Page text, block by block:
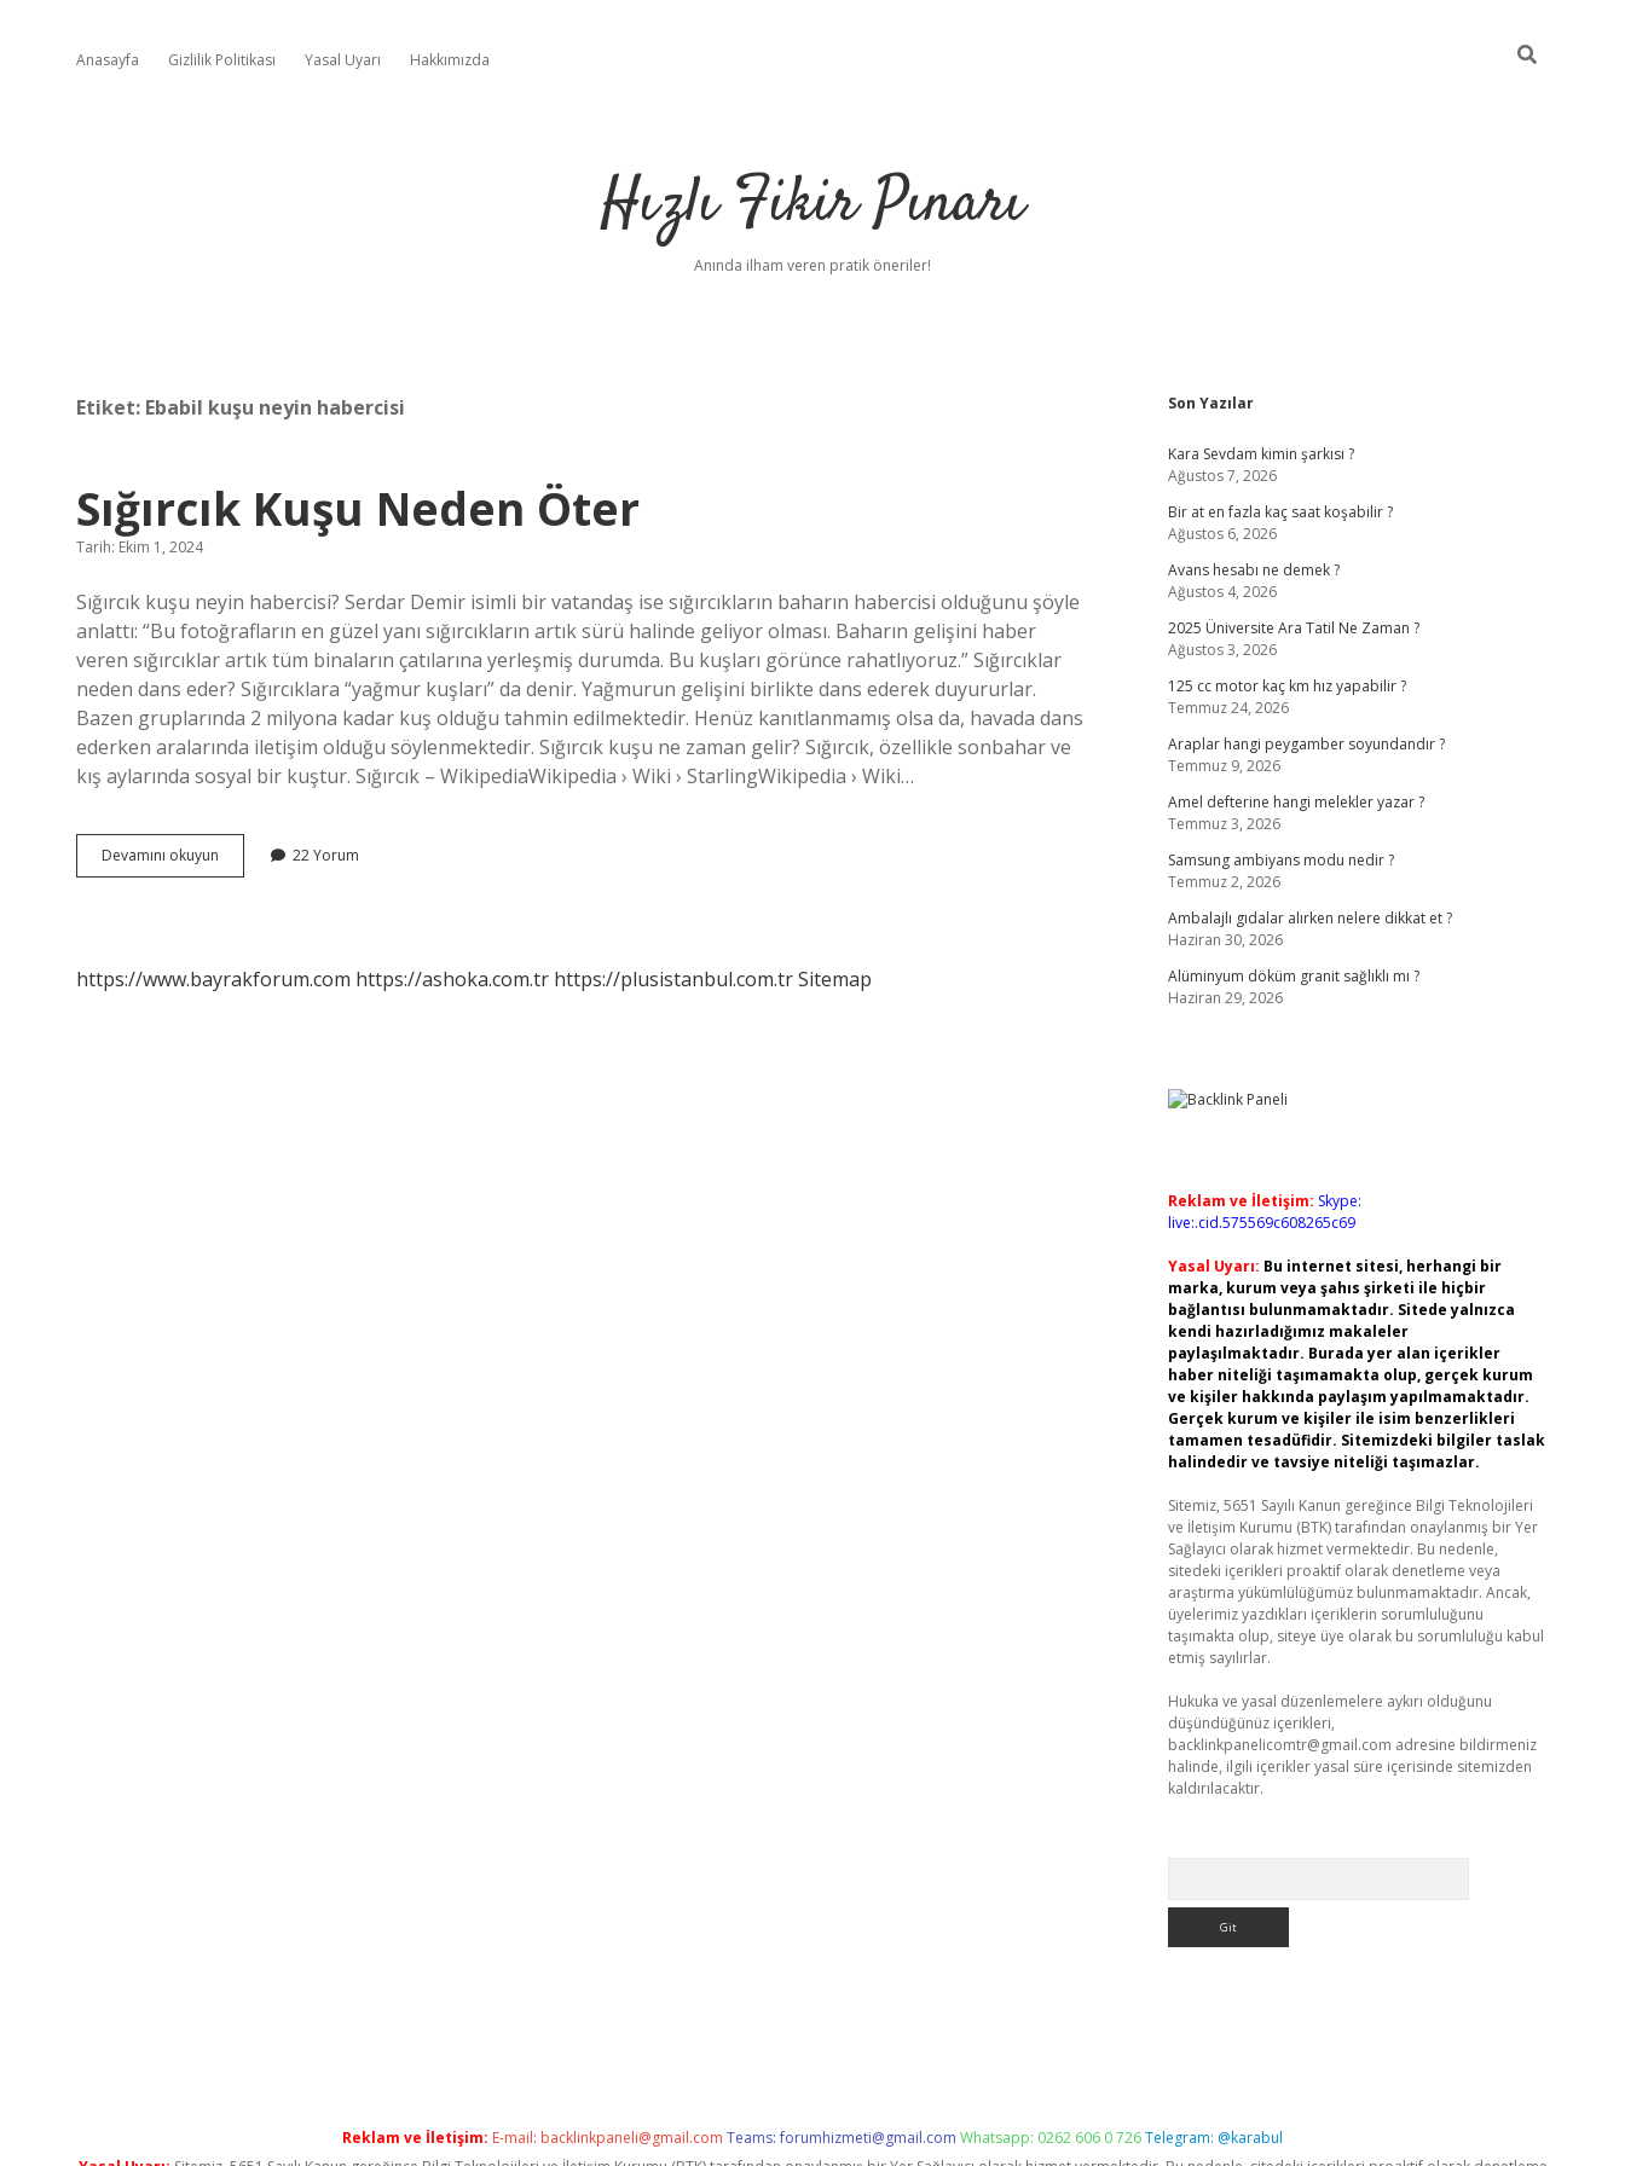
Anasayfa Gizlilik Politikası Yasal Uyarı Hakkımızda
Hızlı Fikir Pınarı
Anında ilham veren pratik öneriler!
Etiket: Ebabil kuşu neyin habercisi
Sığırcık Kuşu Neden Öter
Tarih: Ekim 1, 2024
Sığırcık kuşu neyin habercisi? Serdar Demir isimli bir vatandaş ise sığırcıkların baharın habercisi olduğunu şöyle
anlattı: “Bu fotoğrafların en güzel yanı sığırcıkların artık sürü halinde geliyor olması. Baharın gelişini haber
veren sığırcıklar artık tüm binaların çatılarına yerleşmiş durumda. Bu kuşları görünce rahatlıyoruz.” Sığırcıklar
neden dans eder? Sığırcıklara “yağmur kuşları” da denir. Yağmurun gelişini birlikte dans ederek duyururlar.
Bazen gruplarında 2 milyona kadar kuş olduğu tahmin edilmektedir. Henüz kanıtlanmamış olsa da, havada dans
ederken aralarında iletişim olduğu söylenmektedir. Sığırcık kuşu ne zaman gelir? Sığırcık, özellikle sonbahar ve
kış aylarında sosyal bir kuştur. Sığırcık – WikipediaWikipedia › Wiki › StarlingWikipedia › Wiki…
Devamını okuyun
Kuşu
22 Yorum
https://www.bayrakforum.com https://ashoka.com.tr https://plusistanbul.com.trSitemap
Sidebar
Son Yazılar
Kara Sevdam kimin şarkısı ?
Ağustos 7, 2026
Bir at en fazla kaç saat koşabilir ?
Ağustos 6, 2026
Avans hesabı ne demek ?
Ağustos 4, 2026
2025 Üniversite Ara Tatil Ne Zaman ?
Ağustos 3, 2026
125 cc motor kaç km hız yapabilir ?
Temmuz 24, 2026
Araplar hangi peygamber soyundandır ?
Temmuz 9, 2026
Amel defterine hangi melekler yazar ?
Temmuz 3, 2026
Samsung ambiyans modu nedir ?
Temmuz 2, 2026
Ambalajlı gıdalar alırken nelere dikkat et ?
Haziran 30, 2026
Alüminyum döküm granit sağlıklı mı ?
Haziran 29, 2026
Reklam ve İletişim: Skype:
live:.cid.575569c608265c69
Yasal Uyarı: Bu internet sitesi, herhangi bir
marka, kurum veya şahıs şirketi ile hiçbir
bağlantısı bulunmamaktadır. Sitede yalnızca
kendi hazırladığımız makaleler
paylaşılmaktadır. Burada yer alan içerikler
haber niteliği taşımamakta olup, gerçek kurum
ve kişiler hakkında paylaşım yapılmamaktadır.
Gerçek kurum ve kişiler ile isim benzerlikleri
tamamen tesadüfidir. Sitemizdeki bilgiler taslak
halindedir ve tavsiye niteliği taşımazlar.
Sitemiz, 5651 Sayılı Kanun gereğince Bilgi Teknolojileri
ve İletişim Kurumu (BTK) tarafından onaylanmış bir Yer
Sağlayıcı olarak hizmet vermektedir. Bu nedenle,
sitedeki içerikleri proaktif olarak denetleme veya
araştırma yükümlülüğümüz bulunmamaktadır. Ancak,
üyelerimiz yazdıkları içeriklerin sorumluluğunu
taşımakta olup, siteye üye olarak bu sorumluluğu kabul
etmiş sayılırlar.
Hukuka ve yasal düzenlemelere aykırı olduğunu
düşündüğünüz içerikleri,
backlinkpanelicomtr@gmail.com adresine bildirmeniz
halinde, ilgili içerikler yasal süre içerisinde sitemizden
kaldırılacaktır.
Reklam ve İletişim: E-mail: backlinkpaneli@gmail.com Teams:forumhizmeti@gmail.com Whatsapp: 0262 606 0 726Telegram: @karabul